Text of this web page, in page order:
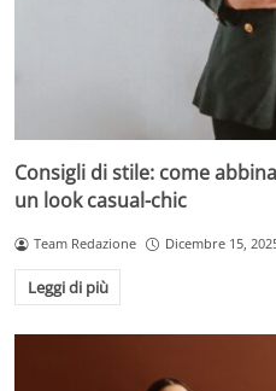
Consigli di stile: come
un look casual-chic
Team Redazione Dicembre 15,
Leggi di più